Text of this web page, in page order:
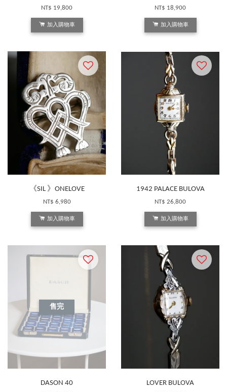
NT$ 19,800
加入購物車
NT$ 18,900
加入購物車
《SIL 》ONELOVE
NT$ 6,980
加入購物車
1942 PALACE BULOVA
NT$ 26,800
加入購物車
售完
DASON 40 LOVER BULOVA